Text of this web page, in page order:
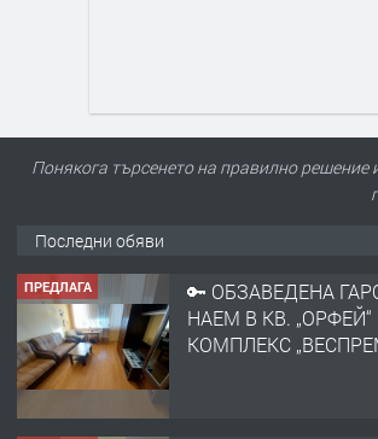
Понякога търсенето на правилно решение
Последни обяви
ПРЕДЛАГА
🔑 ОБЗАВЕДЕНА
НАЕМ В КВ.
КОМПЛЕКС